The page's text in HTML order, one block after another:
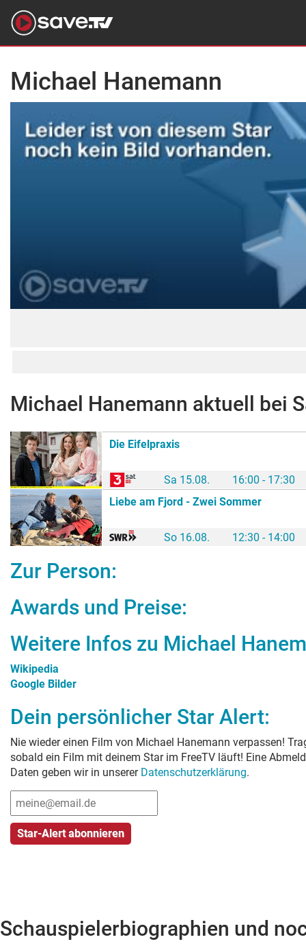
Michael Hanemann
Michael Hanemann aktuell bei
Die Eifelpraxis
Sa 15.08.
16:00 - 17:30
Liebe am Fjord - Zwei Sommer
So 16.08. 12:30 - 14:00
Zur Person:
Awards und Preise:
Weitere Infos zu Michael
Wikipedia
Google Bilder
Dein persönlicher Star Alert:
Nie wieder einen Film von Michael Hanemann verpassen!
sobald ein Film mit deinem Star im FreeTV läuft! Eine
Daten geben wir in unserer Datenschutzerklärung.
Schauspielerbiographien und